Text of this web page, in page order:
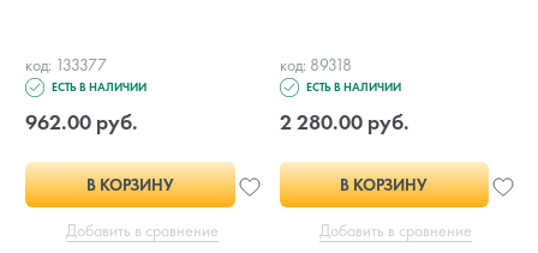
код: 133377
ЕСТЬ В НАЛИЧИИ
962.00 руб.
В КОРЗИНУ
Добавить в сравнение
код: 89318
ЕСТЬ В НАЛИЧИИ
2 280.00 руб.
В КОРЗИНУ
Добавить в сравнение